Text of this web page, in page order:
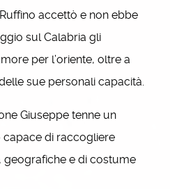
accettò e non ebbe
sul Calabria gli
per l’oriente, oltre a
sue personali capacità.
Giuseppe tenne un
capace di raccogliere
geografiche e di costume